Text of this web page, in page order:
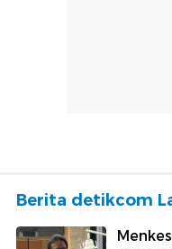
Berita detikcom